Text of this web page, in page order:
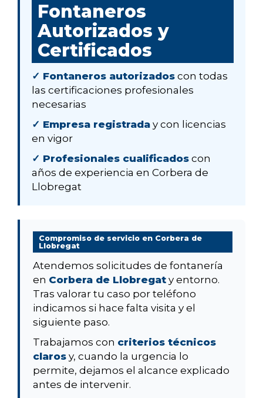
Fontaneros
Autorizados y
Certificados
✓ Fontaneros autorizados con todas
las certificaciones profesionales
necesarias
✓ Empresa registrada y con licencias
en vigor
✓ Profesionales cualificados con
años de experiencia en Corbera de
Llobregat
Compromiso de servicio en Corbera de
Llobregat
Atendemos solicitudes de fontanería
en Corbera de Llobregat y entorno.
Tras valorar tu caso por teléfono
indicamos si hace falta visita y el
siguiente paso.
Trabajamos con criterios técnicos
claros y, cuando la urgencia lo
permite, dejamos el alcance explicado
antes de intervenir.